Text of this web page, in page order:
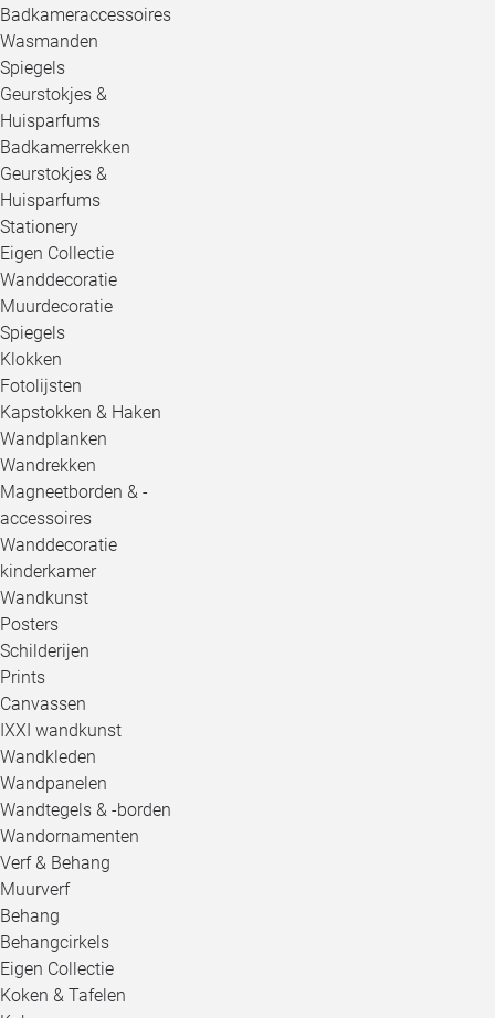
Badkameraccessoires
Wasmanden
Spiegels
Geurstokjes &
Huisparfums
Badkamerrekken
Geurstokjes &
Huisparfums
Stationery
Eigen Collectie
Wanddecoratie
Muurdecoratie
Spiegels
Klokken
Fotolijsten
Kapstokken & Haken
Wandplanken
Wandrekken
Magneetborden & -
accessoires
Wanddecoratie
kinderkamer
Wandkunst
Posters
Schilderijen
Prints
Canvassen
IXXI wandkunst
Wandkleden
Wandpanelen
Wandtegels & -borden
Wandornamenten
Verf & Behang
Muurverf
Behang
Behangcirkels
Eigen Collectie
Koken & Tafelen